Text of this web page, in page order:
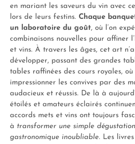
en mariant les saveurs du vin avec
lors de leurs festins. Chaque
un laboratoire du goût, où l’on
combinaisons nouvelles pour affiner
et vins. À travers les âges, cet art n’a
développer, passant des grandes
tables raffinées des cours royales, où
impressionner les convives par des
audacieux et réussis. De là à
étoilés et amateurs éclairés
accords mets et vins ont toujours
à transformer une simple
gastronomique inoubliable. Les